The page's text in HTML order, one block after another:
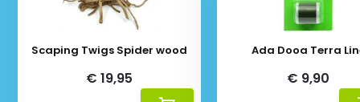
Scaping Twigs Spider wood
€ 19,95
Ada Dooa Terra
€ 9,90